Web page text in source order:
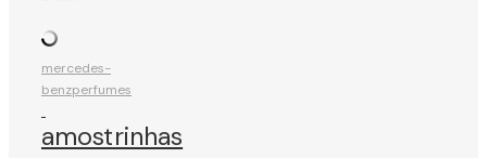
mercedes-
benzperfumes
amostrinhas